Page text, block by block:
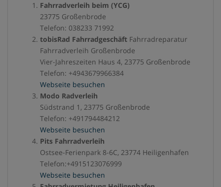
Fahrradverleih beim (YCG)
23775 Großenbrode
Telefon: 038233 71992
tobisRad Fahrradgeschäft Fahrradreparatur
Fahrradverleih Großenbrode
Vier-Jahreszeiten Haus 4, 23775 Großenbrode
Telefon: +4943679966384
Webseite besuchen
Modo Radverleih
Südstrand 1, 23775 Großenbrode
Telefon: +491794484212
Webseite besuchen
Pits Fahrradverleih
Ostsee-Ferienpark 8-6C, 23774 Heiligenhafen
Telefon:+4915123076999
Webseite besuchen